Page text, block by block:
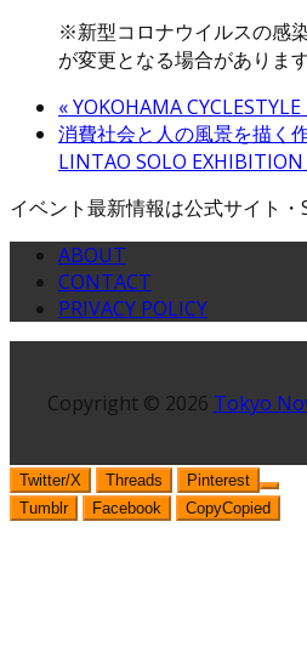
※新型コロナウイルスの感
が変更となる場合があります
«YOKOHAMA CYCLESTYLE
消費社会と人の風景を描く
LINTAO SOLO EXHIBITION
イベント最新情報は公式サイト・
ABOUT
CONTACT
PRIVACY POLICY
Copyright © 2026 Tokyo
Twitter/X Threads
Pinterest
Tumblr
Facebook CopyCopied